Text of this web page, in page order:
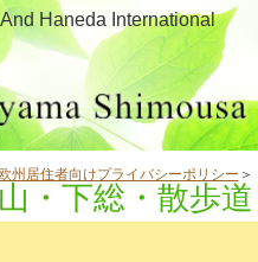
Haneda International
州居住者向けプライバシーポリシー ＞
・下総・散歩道